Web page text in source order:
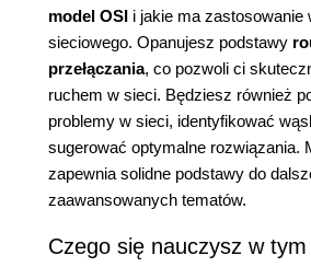
model OSI i jakie ma zastosowanie
sieciowego. Opanujesz podstawy
przełączania, co pozwoli ci
ruchem w sieci. Będziesz również
problemy w sieci, identyfikować
sugerować optymalne rozwiązania.
zapewnia solidne podstawy do
zaawansowanych tematów.
Czego się nauczysz w